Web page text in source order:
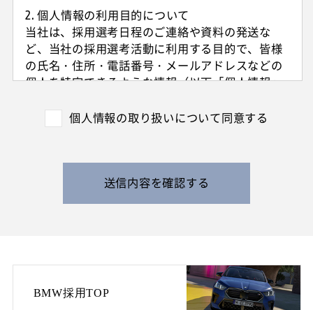
2. 個人情報の利用目的について
当社は、採用選考日程のご連絡や資料の発送な
ど、当社の採用選考活動に利用する目的で、皆様
の氏名・住所・電話番号・メールアドレスなどの
個人を特定できるような情報（以下「個人情報」
外国籍の方からは、日本国での就労可否の確認に
また、特定の業務に従事することが可能であるか
を判断する目的で、健康診断書や障害者手帳等の
す。
3. 個人情報の保管・管理について
個人情報の取り扱いについて同意する
送信内容を確認する
BMW採用TOP